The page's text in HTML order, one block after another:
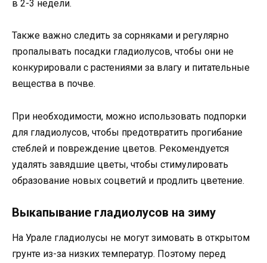
в 2-3 недели.
Также важно следить за сорняками и регулярно
пропалывать посадки гладиолусов, чтобы они не
конкурировали с растениями за влагу и питательные
вещества в почве.
При необходимости, можно использовать подпорки
для гладиолусов, чтобы предотвратить прогибание
стеблей и повреждение цветов. Рекомендуется
удалять завядшие цветы, чтобы стимулировать
образование новых соцветий и продлить цветение.
Выкапывание гладиолусов на зиму
На Урале гладиолусы не могут зимовать в открытом
грунте из-за низких температур. Поэтому перед